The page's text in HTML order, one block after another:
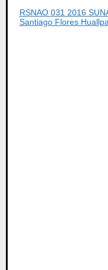
RSNAO 031 2016
Santiago Flores Huallpa